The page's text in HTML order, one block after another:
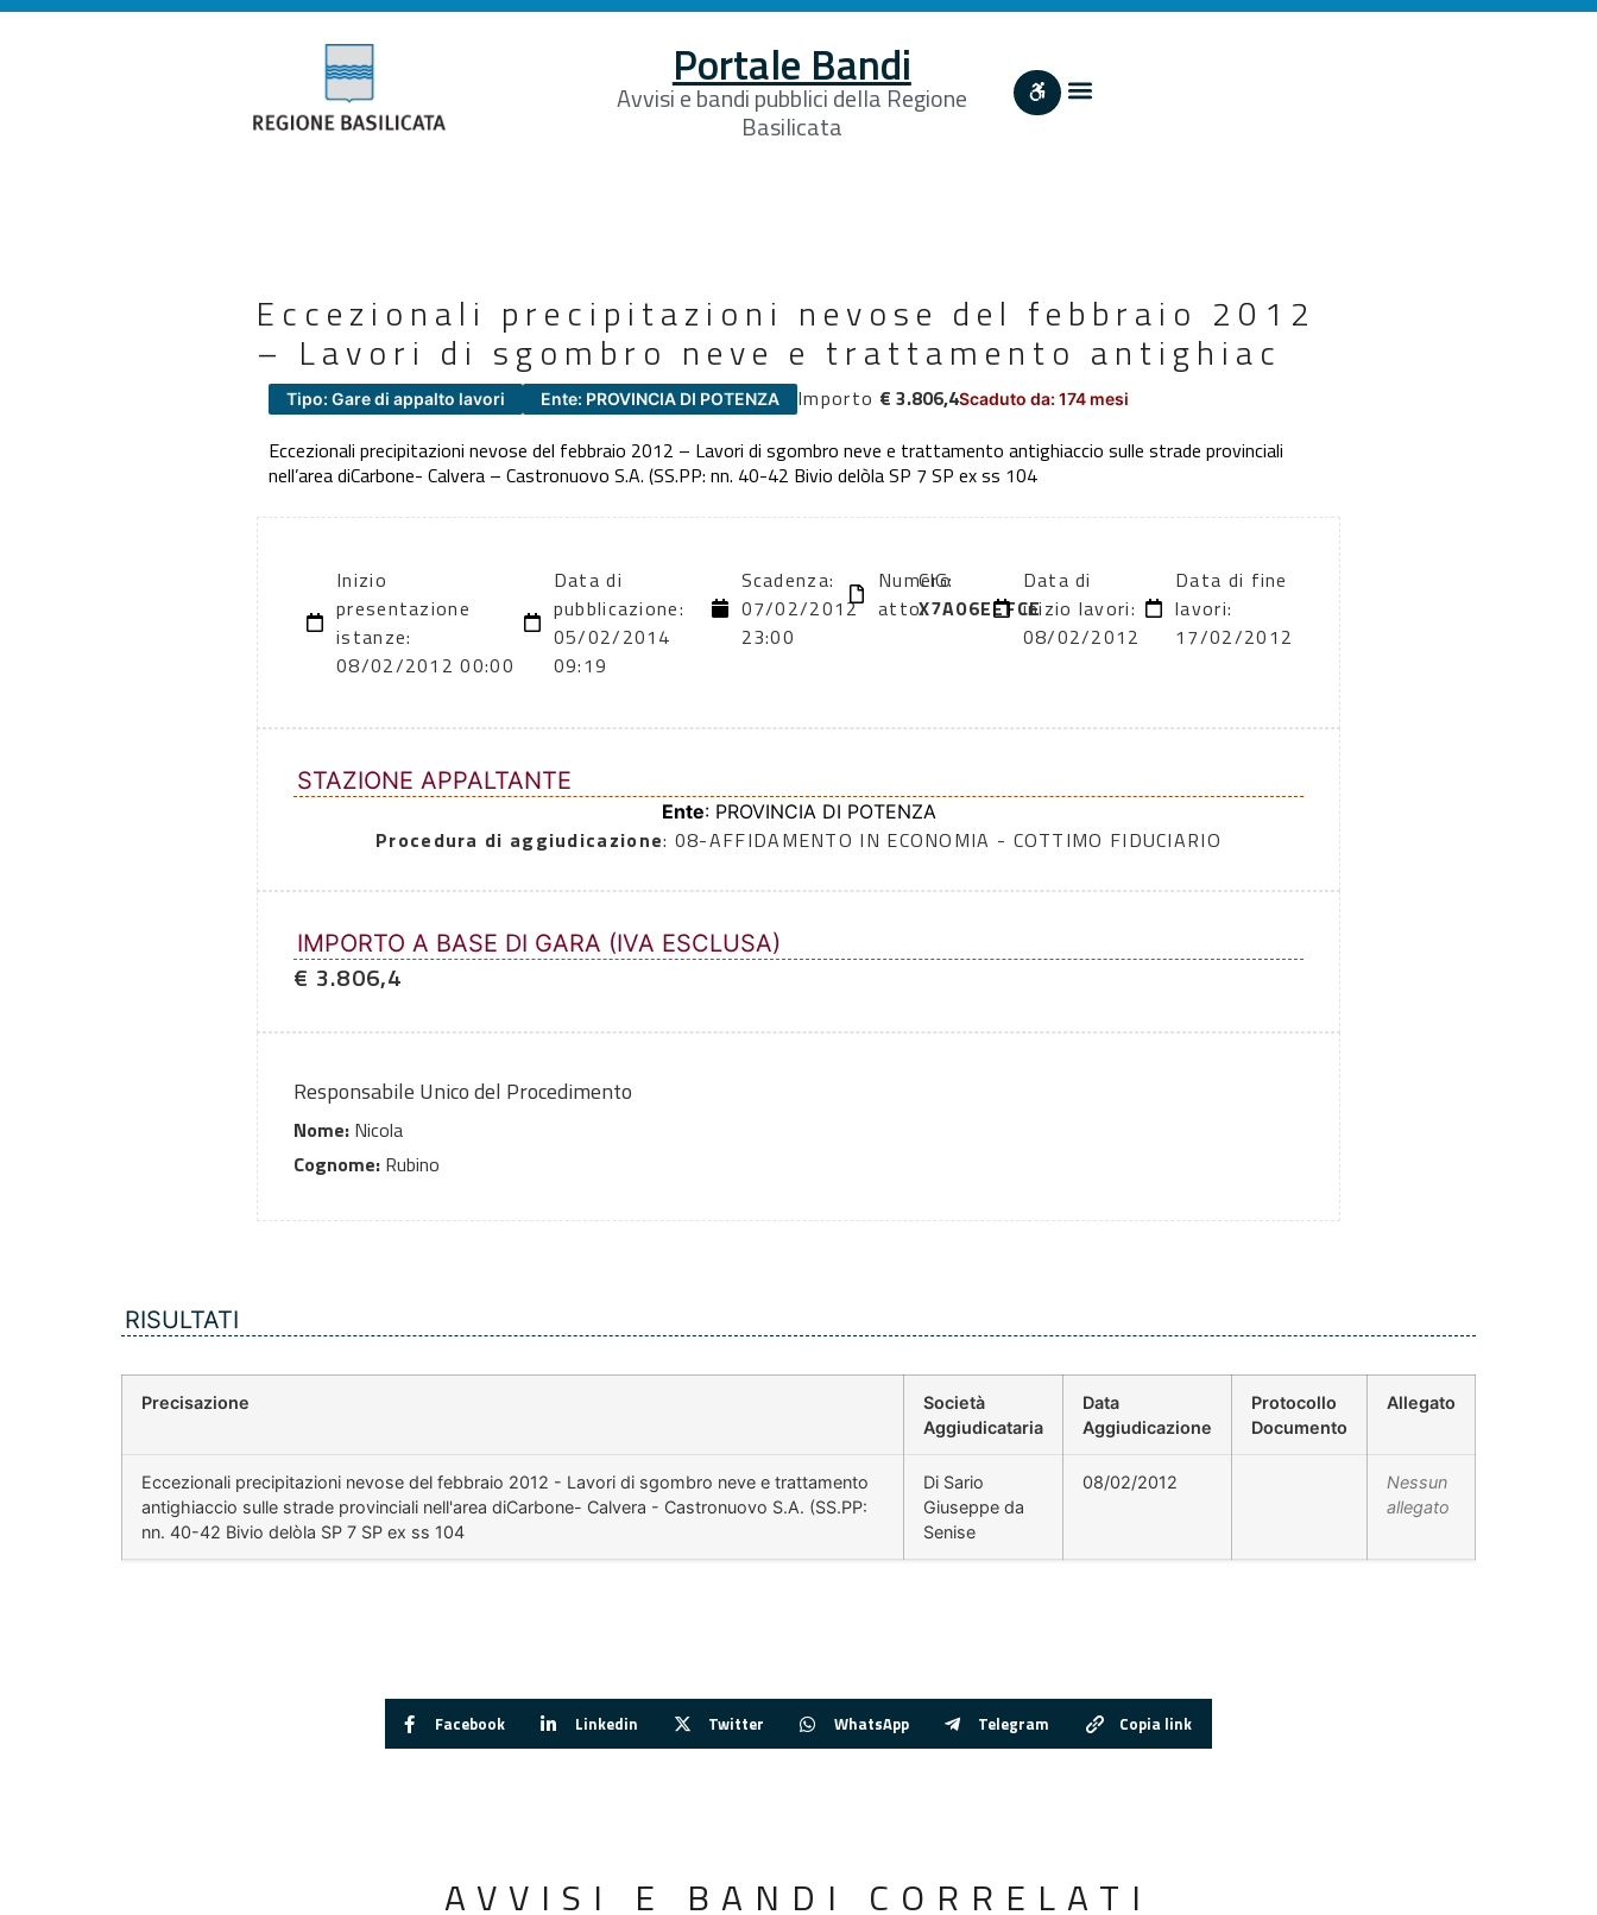
Portale Bandi
Avvisi e bandi pubblici della Regione
Basilicata
Eccezionali precipitazioni nevose del febbraio 2012
– Lavori di sgombro neve e trattamento antighiac
Tipo: Gare di appalto lavori Ente: PROVINCIA DI POTENZA Importo € 3.806,4Scaduto da: 174 mesi
Eccezionali precipitazioni nevose del febbraio 2012 – Lavori di sgombro neve e trattamento antighiaccio sulle strade provinciali
nell’area diCarbone- Calvera – Castronuovo S.A. (SS.PP: nn. 40-42 Bivio delòla SP 7 SP ex ss 104
Inizio
presentazione
istanze:
08/02/2012 00:00
Data di
pubblicazione:
05/02/2014
09:19
Scadenza:
07/02/2012
23:00
Numero
atto:
CIG:
X7A06EEFCE
Data di
inizio lavori:
08/02/2012
Data di fine
lavori:
17/02/2012
STAZIONE APPALTANTE
Ente: PROVINCIA DI POTENZA
Procedura di aggiudicazione: 08-AFFIDAMENTO IN ECONOMIA - COTTIMO FIDUCIARIO
IMPORTO A BASE DI GARA (IVA ESCLUSA)
€ 3.806,4
Responsabile Unico del Procedimento
Nome: Nicola
Cognome: Rubino
RISULTATI
Precisazione
Società
Aggiudicataria
Data
Aggiudicazione
Protocollo
Documento
Allegato
Eccezionali precipitazioni nevose del febbraio 2012 - Lavori di sgombro neve e trattamento
antighiaccio sulle strade provinciali nell'area diCarbone- Calvera - Castronuovo S.A. (SS.PP:
nn. 40-42 Bivio delòla SP 7 SP ex ss 104
Di Sario
Giuseppe da
Senise
08/02/2012
Nessun
allegato
Facebook Linkedin Twitter WhatsApp Telegram Copia link
AVVISI E BANDI CORRELATI